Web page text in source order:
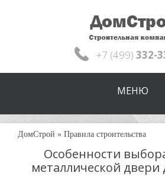
+7 (499) 332-
МЕНЮ
ДомСтрой » Правила строительства
Особенности
металлической